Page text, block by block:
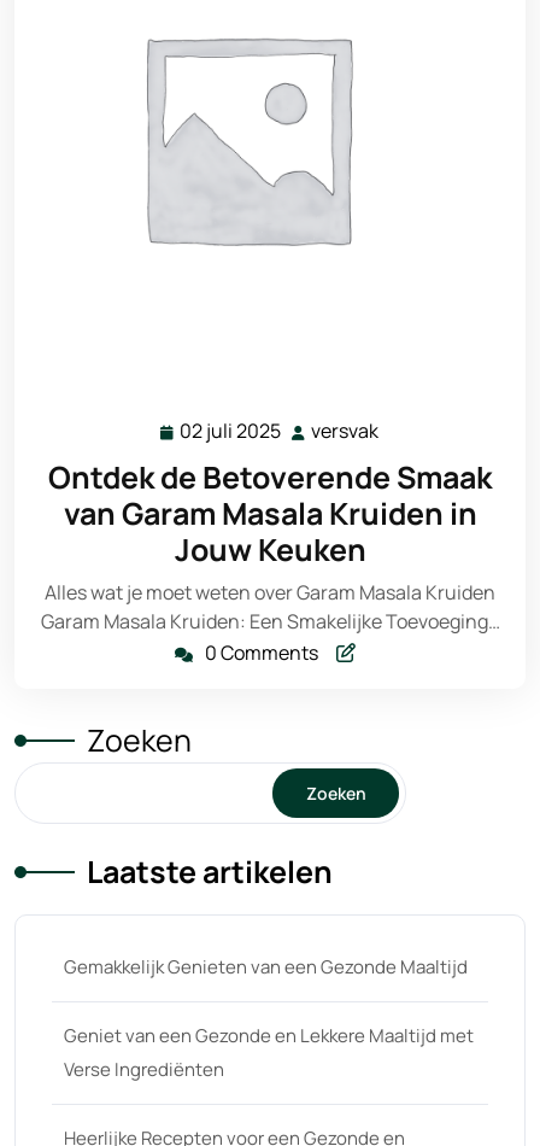
02 juli 2025 02
2025
versvak
Ontdek de Betoverende Smaak
van Garam Masala Kruiden in
Jouw Keuken
Alles wat je moet weten over Garam Masala Kruiden
Garam Masala Kruiden: Een Smakelijke Toevoeging…
0 Comments
Zoeken
Zoeken
Laatste artikelen
Gemakkelijk Genieten van een Gezonde Maaltijd
Geniet van een Gezonde en Lekkere Maaltijd met
Verse Ingrediënten
Heerlijke Recepten voor een Gezonde en